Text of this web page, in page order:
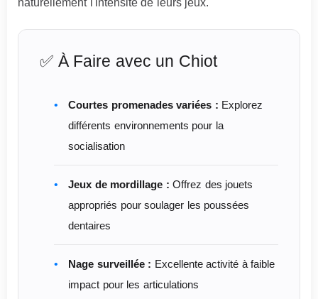
naturellement l'intensité de leurs jeux.
✅ À Faire avec un Chiot
Courtes promenades variées : Explorez
différents environnements pour la
socialisation
Jeux de mordillage : Offrez des jouets
appropriés pour soulager les poussées
dentaires
Nage surveillée : Excellente activité à faible
impact pour les articulations